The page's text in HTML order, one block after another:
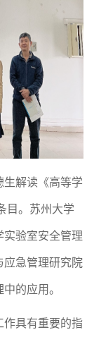
生解读《高等学
目。苏州大学
实验室安全管理
应急管理研究院
的应用。
作具有重要的指